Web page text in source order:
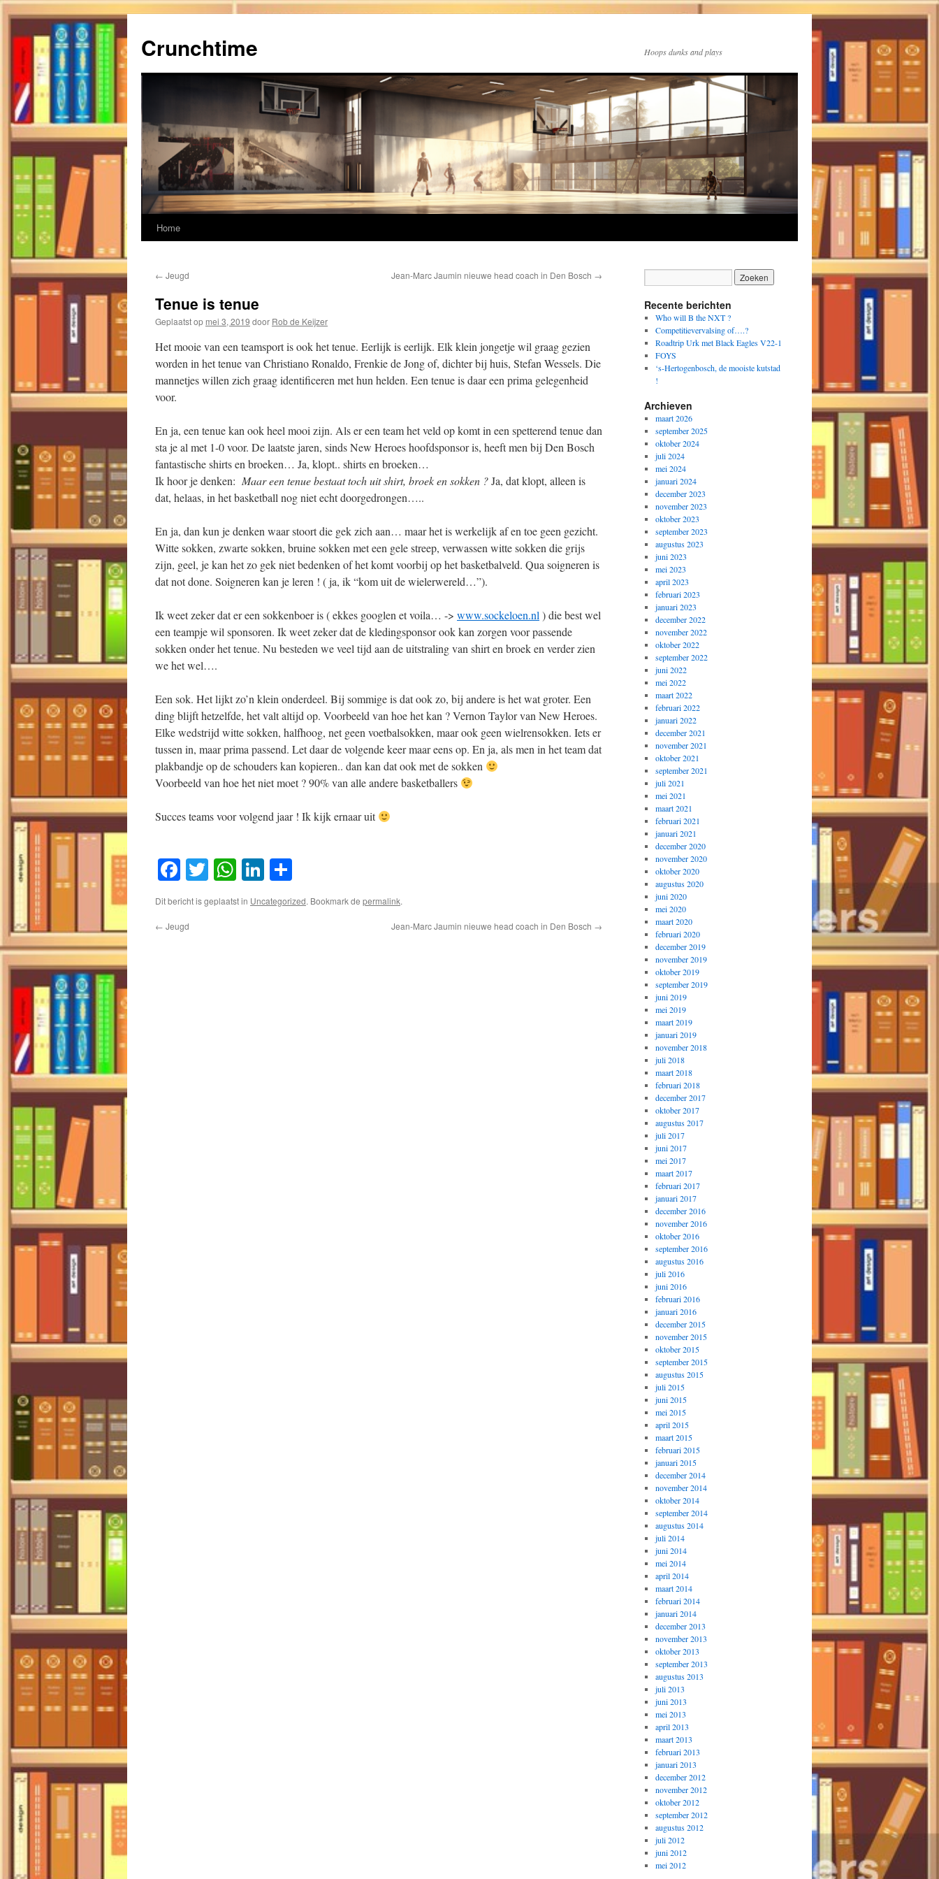
de
inhoud
Crunchtime Hoops dunks and plays
Home
← Jeugd Jean-Marc Jaumin nieuwe head coach in Den Bosch →
Tenue is tenue
Geplaatst op mei 3, 2019 door Rob de Keijzer
Het mooie van een teamsport is ook het tenue. Eerlijk is eerlijk. Elk klein jongetje wil graag gezien
worden in het tenue van Christiano Ronaldo, Frenkie de Jong of, dichter bij huis, Stefan Wessels. Die
mannetjes willen zich graag identificeren met hun helden. Een tenue is daar een prima gelegenheid
voor.
En ja, een tenue kan ook heel mooi zijn. Als er een team het veld op komt in een spetterend tenue dan
sta je al met 1-0 voor. De laatste jaren, sinds New Heroes hoofdsponsor is, heeft men bij Den Bosch
fantastische shirts en broeken… Ja, klopt.. shirts en broeken…
Ik hoor je denken: Maar een tenue bestaat toch uit shirt, broek en sokken ?Ja, dat klopt, alleen is
dat, helaas, in het basketball nog niet echt doorgedrongen…..
En ja, dan kun je denken waar stoort die gek zich aan… maar het is werkelijk af en toe geen gezicht.
Witte sokken, zwarte sokken, bruine sokken met een gele streep, verwassen witte sokken die grijs
zijn, geel, je kan het zo gek niet bedenken of het komt voorbij op het basketbalveld. Qua soigneren is
dat not done. Soigneren kan je leren ! ( ja, ik “kom uit de wielerwereld…”).
Ik weet zeker dat er een sokkenboer is ( ekkes googlen et voila… -> www.sockeloen.nl ) die best wel
een teampje wil sponsoren. Ik weet zeker dat de kledingsponsor ook kan zorgen voor passende
sokken onder het tenue. Nu besteden we veel tijd aan de uitstraling van shirt en broek en verder zien
we het wel….
Een sok. Het lijkt zo’n klein onderdeel. Bij sommige is dat ook zo, bij andere is het wat groter. Een
ding blijft hetzelfde, het valt altijd op. Voorbeeld van hoe het kan ? Vernon Taylor van New Heroes.
Elke wedstrijd witte sokken, halfhoog, net geen voetbalsokken, maar ook geen wielrensokken. Iets er
tussen in, maar prima passend. Let daar de volgende keer maar eens op. En ja, als men in het team dat
plakbandje op de schouders kan kopieren.. dan kan dat ook met de sokken
Voorbeeld van hoe het niet moet ? 90% van alle andere basketballers
Succes teams voor volgend jaar ! Ik kijk ernaar uit
Facebook
TwitterWhatsApp
LinkedIn
Dit bericht is geplaatst in Uncategorized. Bookmark de permalink.
← Jeugd Jean-Marc Jaumin nieuwe head coach in Den Bosch →
Recente berichten
Who will B the NXT ?
Competitievervalsing of….?
Roadtrip Urk met Black Eagles V22-1
FOYS
‘s-Hertogenbosch, de mooiste kutstad
!
Archieven
maart 2026
september 2025
oktober 2024
juli 2024
mei 2024
januari 2024
december 2023
november 2023
oktober 2023
september 2023
augustus 2023
juni 2023
mei 2023
april 2023
februari 2023
januari 2023
december 2022
november 2022
oktober 2022
september 2022
juni 2022
mei 2022
maart 2022
februari 2022
januari 2022
december 2021
november 2021
oktober 2021
september 2021
juli 2021
mei 2021
maart 2021
februari 2021
januari 2021
december 2020
november 2020
oktober 2020
augustus 2020
juni 2020
mei 2020
maart 2020
februari 2020
december 2019
november 2019
oktober 2019
september 2019
juni 2019
mei 2019
maart 2019
januari 2019
november 2018
juli 2018
maart 2018
februari 2018
december 2017
oktober 2017
augustus 2017
juli 2017
juni 2017
mei 2017
maart 2017
februari 2017
januari 2017
december 2016
november 2016
oktober 2016
september 2016
augustus 2016
juli 2016
juni 2016
februari 2016
januari 2016
december 2015
november 2015
oktober 2015
september 2015
augustus 2015
juli 2015
juni 2015
mei 2015
april 2015
maart 2015
februari 2015
januari 2015
december 2014
november 2014
oktober 2014
september 2014
augustus 2014
juli 2014
juni 2014
mei 2014
april 2014
maart 2014
februari 2014
januari 2014
december 2013
november 2013
oktober 2013
september 2013
augustus 2013
juli 2013
juni 2013
mei 2013
april 2013
maart 2013
februari 2013
januari 2013
december 2012
november 2012
oktober 2012
september 2012
augustus 2012
juli 2012
juni 2012
mei 2012